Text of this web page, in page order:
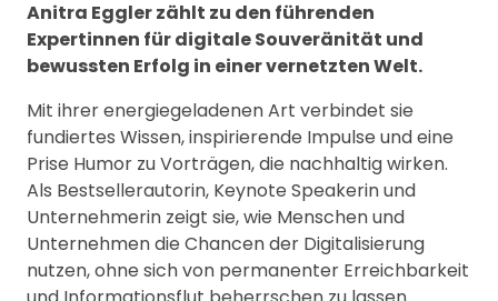
Anitra Eggler zählt zu den führenden
Expertinnen für digitale Souveränität und
bewussten Erfolg in einer vernetzten Welt.
Mit ihrer energiegeladenen Art verbindet sie
fundiertes Wissen, inspirierende Impulse und eine
Prise Humor zu Vorträgen, die nachhaltig wirken.
Als Bestsellerautorin, Keynote Speakerin und
Unternehmerin zeigt sie, wie Menschen und
Unternehmen die Chancen der Digitalisierung
nutzen, ohne sich von permanenter Erreichbarkeit